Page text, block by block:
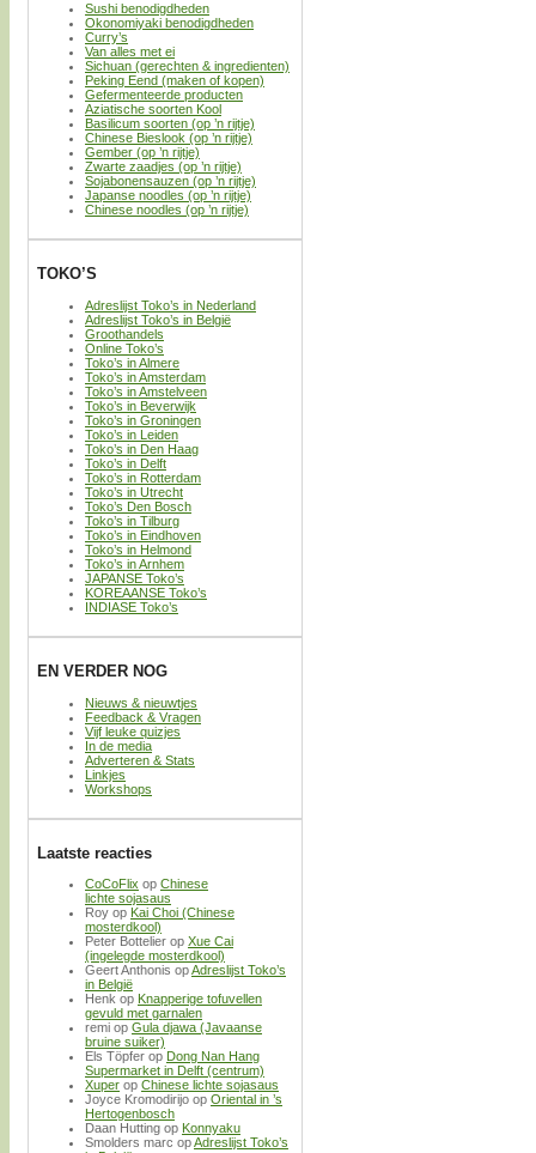
Sushi benodigdheden
Okonomiyaki benodigdheden
Curry’s
Van alles met ei
Sichuan (gerechten & ingredienten)
Peking Eend (maken of kopen)
Gefermenteerde producten
Aziatische soorten Kool
Basilicum soorten (op ’n rijtje)
Chinese Bieslook (op ’n rijtje)
Gember (op ’n rijtje)
Zwarte zaadjes (op ’n rijtje)
Sojabonensauzen (op ’n rijtje)
Japanse noodles (op ’n rijtje)
Chinese noodles (op ’n rijtje)
TOKO’S
Adreslijst Toko’s in Nederland
Adreslijst Toko’s in België
Groothandels
Online Toko’s
Toko’s in Almere
Toko’s in Amsterdam
Toko’s in Amstelveen
Toko’s in Beverwijk
Toko’s in Groningen
Toko’s in Leiden
Toko’s in Den Haag
Toko’s in Delft
Toko’s in Rotterdam
Toko’s in Utrecht
Toko’s Den Bosch
Toko’s in Tilburg
Toko’s in Eindhoven
Toko’s in Helmond
Toko’s in Arnhem
JAPANSE Toko’s
KOREAANSE Toko’s
INDIASE Toko’s
EN VERDER NOG
Nieuws & nieuwtjes
Feedback & Vragen
Vijf leuke quizjes
In de media
Adverteren & Stats
Linkjes
Workshops
Laatste reacties
CoCoFlix op Chinese
lichte sojasaus
Roy op Kai Choi (Chinese
mosterdkool)
Peter Bottelier op Xue Cai
(ingelegde mosterdkool)
Geert Anthonis opAdreslijst Toko’s
in België
Henk op Knapperige tofuvellen
gevuld met garnalen
remi op Gula djawa (Javaanse
bruine suiker)
Els Töpfer op Dong Nan Hang
Supermarket in Delft (centrum)
Xuper op Chinese lichte sojasaus
Joyce Kromodirijo op Oriental in ’s
Hertogenbosch
Daan Hutting op Konnyaku
Smolders marc opAdreslijst Toko’s